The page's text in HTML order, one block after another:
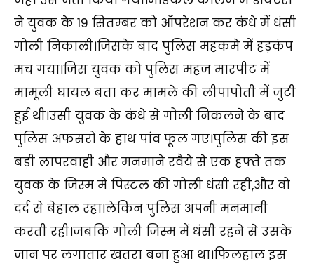
ने युवक के 19 सितम्बर को ऑपरेशन कर कंधे में धंसी
गोली निकाली।जिसके बाद पुलिस महकमे में हड़कंप
मच गया।जिस युवक को पुलिस महज मारपीट में
मामूली घायल बता कर मामले की लीपापोती में जुटी
हुई थी।उसी युवक के कंधे से गोली निकलने के बाद
पुलिस अफसरों के हाथ पांव फूल गए।पुलिस की इस
बड़ी लापरवाही और मनमाने रवैये से एक हफ्ते तक
युवक के जिस्म में पिस्टल की गोली धंसी रही,और वो
दर्द से बेहाल रहा।लेकिन पुलिस अपनी मनमानी
करती रही।जबकि गोली जिस्म में धंसी रहने से उसके
जान पर लगातार खतरा बना हुआ था।फिलहाल इस